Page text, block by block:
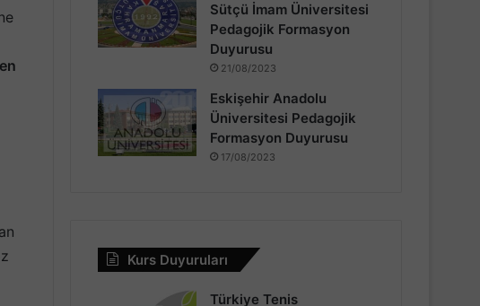
Sütçü İmam Üniversitesi
Pedagojik Formasyon
Duyurusu
21/08/2023
Eskişehir Anadolu
Üniversitesi Pedagojik
Formasyon Duyurusu
17/08/2023
Kurs Duyuruları
Türkiye Tenis